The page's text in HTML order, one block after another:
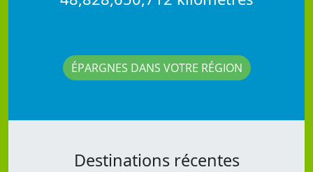
ÉPARGNES DANS VOTRE RÉGION
Destinations récentes